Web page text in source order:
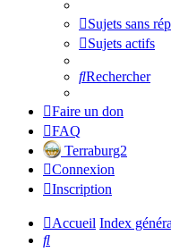
Sujets sans
Sujets actifs
Rechercher
Faire un don
FAQ
Terraburg2
Connexion
Inscription
Accueil Index
Rechercher